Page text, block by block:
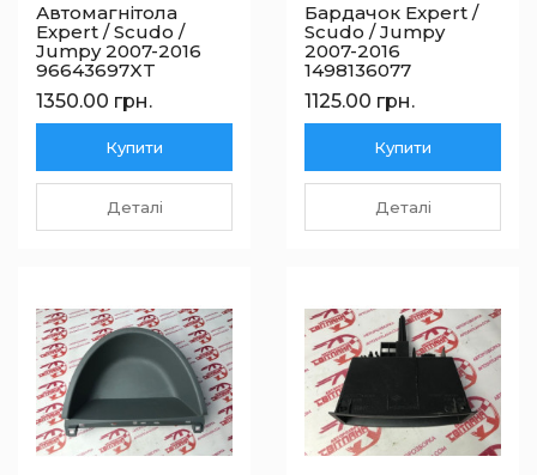
Автомагнітола
Expert / Scudo /
Jumpy 2007-2016
96643697XT
1350.00 грн.
Купити
Деталі
Бардачок Expert /
Scudo / Jumpy
2007-2016
1498136077
1125.00 грн.
Купити
Деталі